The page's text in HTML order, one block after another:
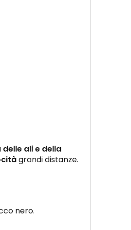
ali e della
grandi distanze.
nero.